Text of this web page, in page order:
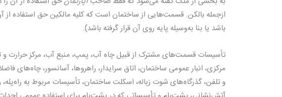
ازجمله بالکن. قسمت‌هایی از ساختمان است که کلیه مالکین حق استفاده از
باشد یا بنا به‌وسیله پایه روی آن قرار گرفته باشد).
تأسیسات قسمت‌های مشترک از قبیل چاه آب، پمپ، منبع آب، مرکز حرارت و
مرکزی، انبار عمومی ساختمان، اتاق سرایدار، راهروها، آسانسور، چاه‌های
و تلفن، گذرگاه‌های شوت زباله، اسکلت ساختمان، تأسیسات مربوط به